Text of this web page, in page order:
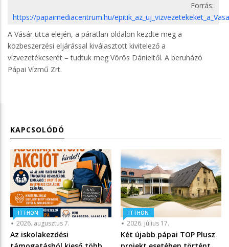
Forrás:
https://papaimediacentrum.hu/
A Vásár utca elején, a páratlan oldalon kezdte meg a
közbeszerzési eljárással kiválasztott kivitelező a
vízvezetékcserét – tudtuk meg Vörös Dánieltől. A beruházó
Pápai Vízmű Zrt.
KAPCSOLÓDÓ
ITTHON
2026. augusztus 7.
Az iskolakezdési
ITTHON
2026. július 17.
Két újabb pápai TOP Plusz